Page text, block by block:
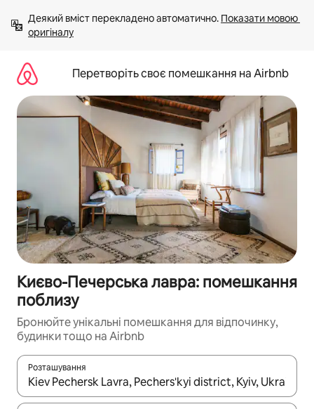
вмісту
Деякий вміст перекладено автоматично. Показати мовою
оригіналу
Перетворіть своє помешкання на Airbnb
Києво-Печерська лавра: помешкання
поблизу
Бронюйте унікальні помешкання для відпочинку,
будинки тощо на Airbnb
Розташування
Отримавши результати пошуку, використовуйте для